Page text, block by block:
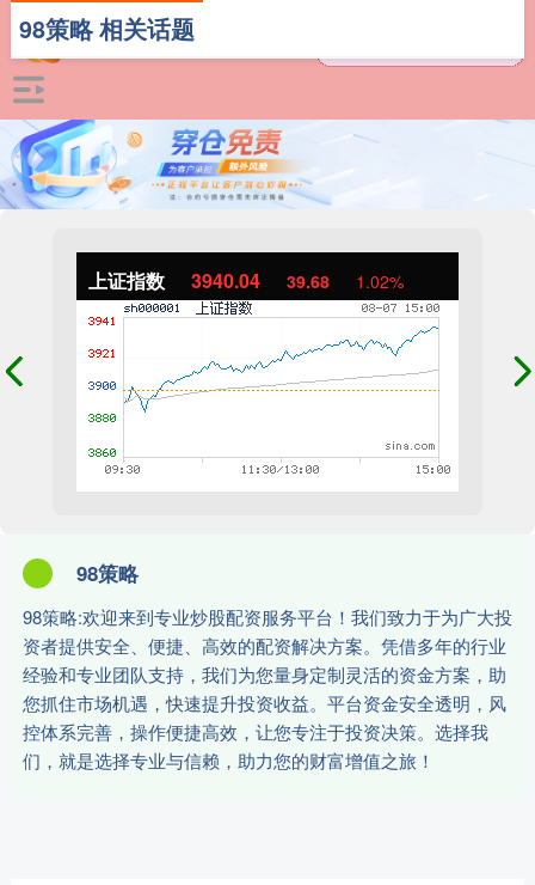
上证指数 3940.04 39.68 1.02%
98策略
98策略:欢迎来到专业炒股配资服务平台！我们致力于为广大投
资者提供安全、便捷、高效的配资解决方案。凭借多年的行业
经验和专业团队支持，我们为您量身定制灵活的资金方案，助
您抓住市场机遇，快速提升投资收益。平台资金安全透明，风
控体系完善，操作便捷高效，让您专注于投资决策。选择我
们，就是选择专业与信赖，助力您的财富增值之旅！
98策略 相关话题